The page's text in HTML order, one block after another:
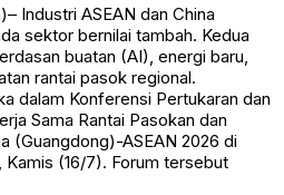
Industri ASEAN dan China
sektor bernilai tambah. Kedua
buatan (AI), energi baru,
rantai pasok regional.
dalam Konferensi Pertukaran dan
Sama Rantai Pasokan dan
(Guangdong)-ASEAN 2026 di
Kamis (16/7). Forum tersebut